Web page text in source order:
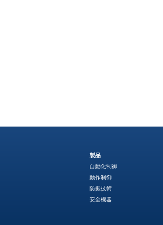
製品
自動化制御
動作制御
防振技術
安全機器